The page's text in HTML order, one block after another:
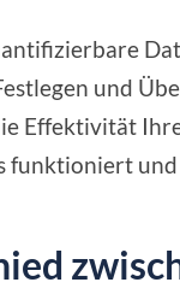
und
Effektivität
funktioniert und